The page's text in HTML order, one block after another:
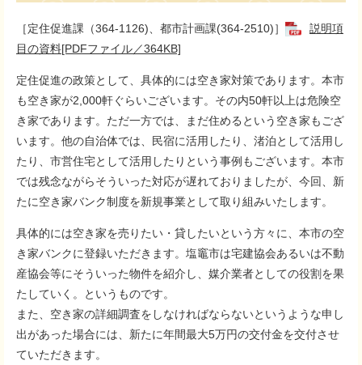
［定住促進課（364-1126)、都市計画課(364-2510)］
説明項
目の資料[PDFファイル／364KB]
定住促進の政策として、具体的には空き家対策であります。本市
も空き家が2,000軒ぐらいございます。その内50軒以上は危険空
き家であります。ただ一方では、まだ住めるという空き家もござ
います。他の自治体では、民宿に活用したり、渚泊として活用し
たり、市営住宅として活用したりという事例もございます。本市
では残念ながらそういった対応が遅れておりましたが、今回、新
たに空き家バンク制度を新規事業として取り組みいたします。
具体的には空き家を売りたい・貸したいという方々に、本市の空
き家バンクに登録いただきます。塩竈市は宅建協会あるいは不動
産協会等にそういった物件を紹介し、媒介業者としての役割を果
たしていく。というものです。
また、空き家の詳細調査をしなければならないというような申し
出があった場合には、新たに年間最大5万円の交付金を交付させ
ていただきます。